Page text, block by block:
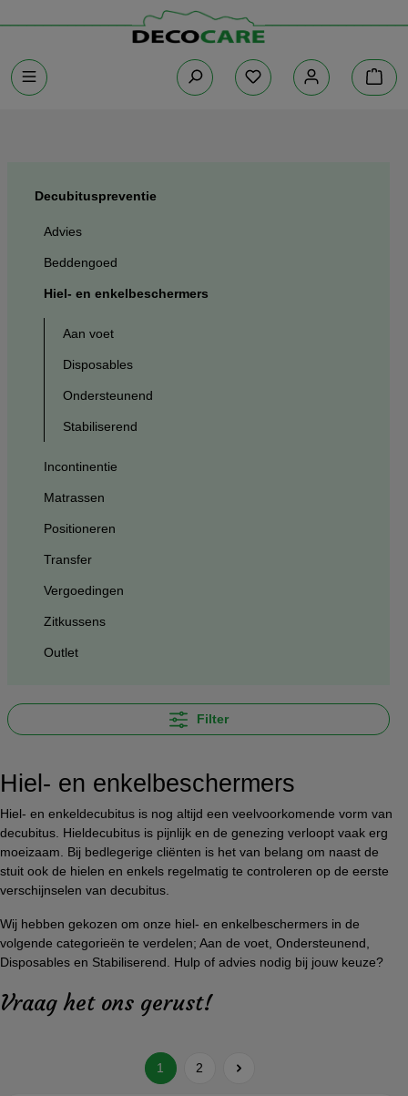
Decubituspreventie
Advies
Beddengoed
Hiel- en enkelbeschermers
Aan voet
Disposables
Ondersteunend
Stabiliserend
Incontinentie
Matrassen
Positioneren
Transfer
Vergoedingen
Zitkussens
Outlet
Filter
Hiel- en enkelbeschermers
Hiel- en enkeldecubitus is nog altijd een veelvoorkomende vorm van
decubitus. Hieldecubitus is pijnlijk en de genezing verloopt vaak erg
moeizaam. Bij bedlegerige cliënten is het van belang om naast de
stuit ook de hielen en enkels regelmatig te controleren op de eerste
verschijnselen van decubitus.
Wij hebben gekozen om onze hiel- en enkelbeschermers in de
volgende categorieën te verdelen; Aan de voet, Ondersteunend,
Disposables en Stabiliserend. Hulp of advies nodig bij jouw keuze?
Vraag het ons gerust!
1 2